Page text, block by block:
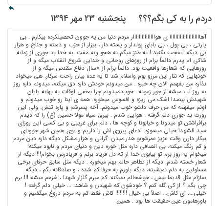
دردم را به کی بگم؟؟؟ پنجشنبه 23 مهر 1394
آهااااااااااااااااااااا ی هوااااااااااااااار مردم دنیا من یه جوون تحصیلکرده بیکارم . بی
پارتی ، بی پول ، بی بابای پولدار و پسته دار ، بیزار از حزب و دسته و جناح و هزار
بی دیگه. تعجب نکنید ! نه طنز میگم نه هجو ونه مفت. به خدا بد جوری از زمانه
شاکی ام پدرم دائماً برام از روزهای روحانی و خدایی شروع انقلاب میگه و از
روزهایی که شعارها واقعیت بود. دائماً برام از ۸سال دفاع مقدس میگه و از
خونهایی که نثار این مرزو بوم واسلام شد تا یه عده بیان راحت سرکار. هی میخواد
نذاره من بفهمم الان چه خبره . من میدونم خودش داره دق میکنه، میدونم داره روز
به روز آب میشه از جور زمونه . خوب میدونم چرا بعضی اوقات به بهانه یایان
شهیدش بیصدا اشک می ریزه و افسوس میخوره. همه ی اینا رو خوب میدونم و
اونم میفهمه که من حرف دلشو خوب میدونم. آخه پسرشم و پاره تنش. ولی این
روزت بد جوری دلم گرفته . هوایی شدم . بیرق سیاه مولا حسین (ع) را که دیدم
برافراشتن تو میدونا و خیابونا و کوچه ها ، دلم برای غریبی و بی کسی این روزای
سید الشهدا خیلی میسوزه. ادعای پیروی اش را داریم و توی همین شهر جوونای
بیکار دارن وقت عزیز عمرشونو هدر میدن. گرانی و هزار مشکل دیگه داره دین مردم
و کم رنگ میکنه. بی انصافی داره مثل خوره دین و دنیای مردم و نابود میکنه!
میخوام یه روز برم تو بیابون خدا از ته دل فریاد بزنم و فریادرس بخوام!!! دیگه از
شعار خسته شدم. دیگه از تظاهر حالم بهم میخوره . دیگه مثل سابق حرفای برخی
مسئولین به دلم نمیشینه، دیگه باورم به حرفا کم شده ، و صادقانه بگم ، دیگه
نمازام مثل قدیما نیس ، خوشحالم نمیکنه. کم میرم گلزار شهدا ، شرمم میشه !!! برم
چی بگم ؟ از کی گله کنم ؟ خودشون که شهیدن و شاهد. ... خیلی دلم گرفته !
خیلی.... ای کاش... اصلاً بی خیال !!!!!!!! کاش فقط کم به مردم دروغ میگفتیم و
باورهامون عین حقیقت ها بود . همین.